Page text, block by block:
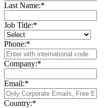
Last Name:*
Job Title:*
Phone:*
Company:*
Email:*
Country:*